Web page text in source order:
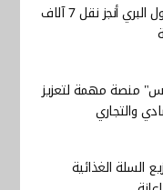
التجارة: الأسطول البري أنجز نقل 7 آلاف
منصة مهمة لتعزيز
والتجاري
السلة الغذائية